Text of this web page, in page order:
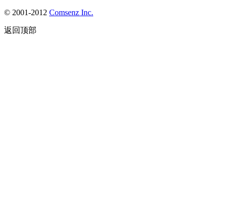
© 2001-2012 Comsenz Inc.
返回顶部